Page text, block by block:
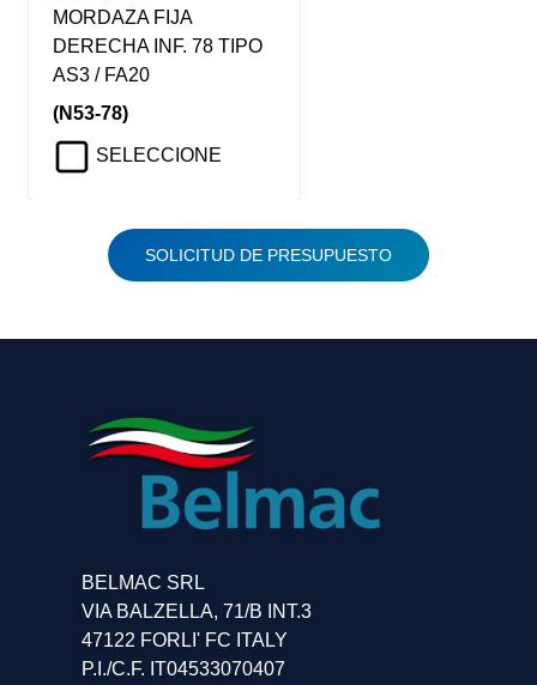
MORDAZA FIJA
DERECHA INF. 78 TIPO
AS3 / FA20
(N53-78)
SELECCIONE
SOLICITUD DE PRESUPUESTO
BELMAC SRL
VIA BALZELLA, 71/B INT.3
47122 FORLI' FC ITALY
P.I./C.F. IT04533070407